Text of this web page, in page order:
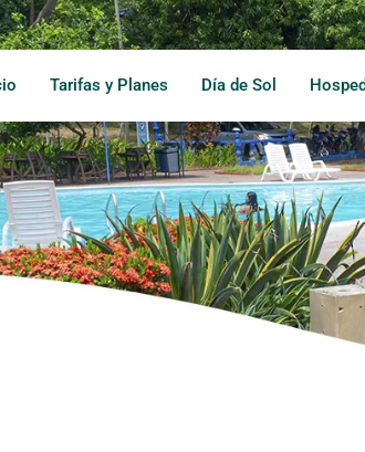
Tarifas y Planes Día de Sol